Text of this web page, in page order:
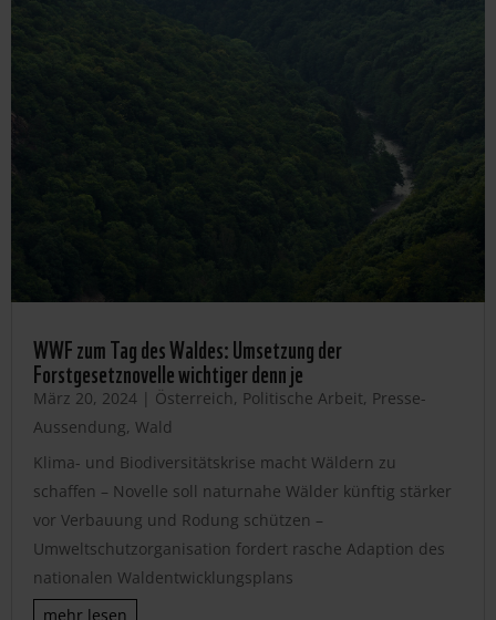
WWF zum Tag des Waldes: Umsetzung der
Forstgesetznovelle wichtiger denn je
März 20, 2024 | Österreich, Politische Arbeit, Presse-
Aussendung, Wald
Klima- und Biodiversitätskrise macht Wäldern zu
schaffen – Novelle soll naturnahe Wälder künftig stärker
vor Verbauung und Rodung schützen –
Umweltschutzorganisation fordert rasche Adaption des
nationalen Waldentwicklungsplans
mehr lesen